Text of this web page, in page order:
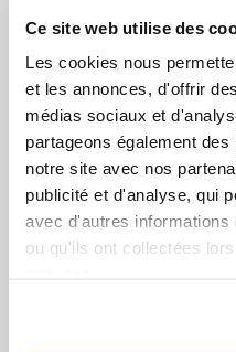
Ce site web utilise des
Les cookies nous
et les annonces, d'offrir
médias sociaux et
partageons également
notre site avec nos
publicité et d'analyse, qui
avec d'autres
ou qu'ils ont collectées